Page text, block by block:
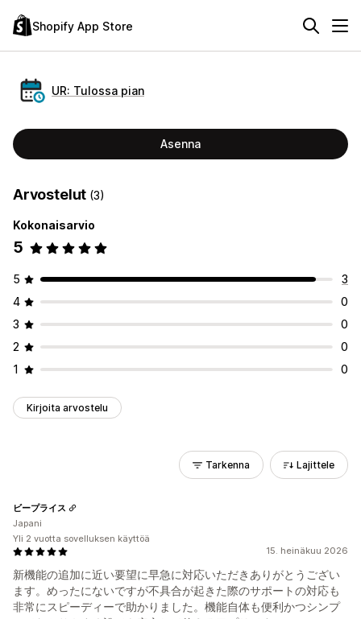
Shopify App Store
UR: Tulossa pian
Asenna
Arvostelut (3)
Kokonaisarvio
5
5
3
4
0
3
0
2
0
1
0
Kirjoita arvostelu
Tarkenna Lajittele
15. heinäkuu 2026
新機能の追加に近い要望に早急に対応いただきありがとうござい
ます。めったにないですが不具合が起きた際のサポートの対応も
非常にスピーディーで助かりました。機能自体も便利かつシンプ
ビープライス
Japani
Yli 2 vuotta sovelluksen käyttöä